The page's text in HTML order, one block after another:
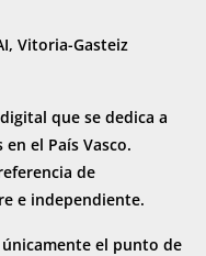
Vitoria-Gasteiz
que se dedica a
el País Vasco.
de
e independiente.
el punto de